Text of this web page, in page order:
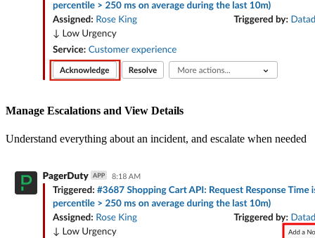
Manage Escalations and View Details
Understand everything about an incident, and escalate when needed